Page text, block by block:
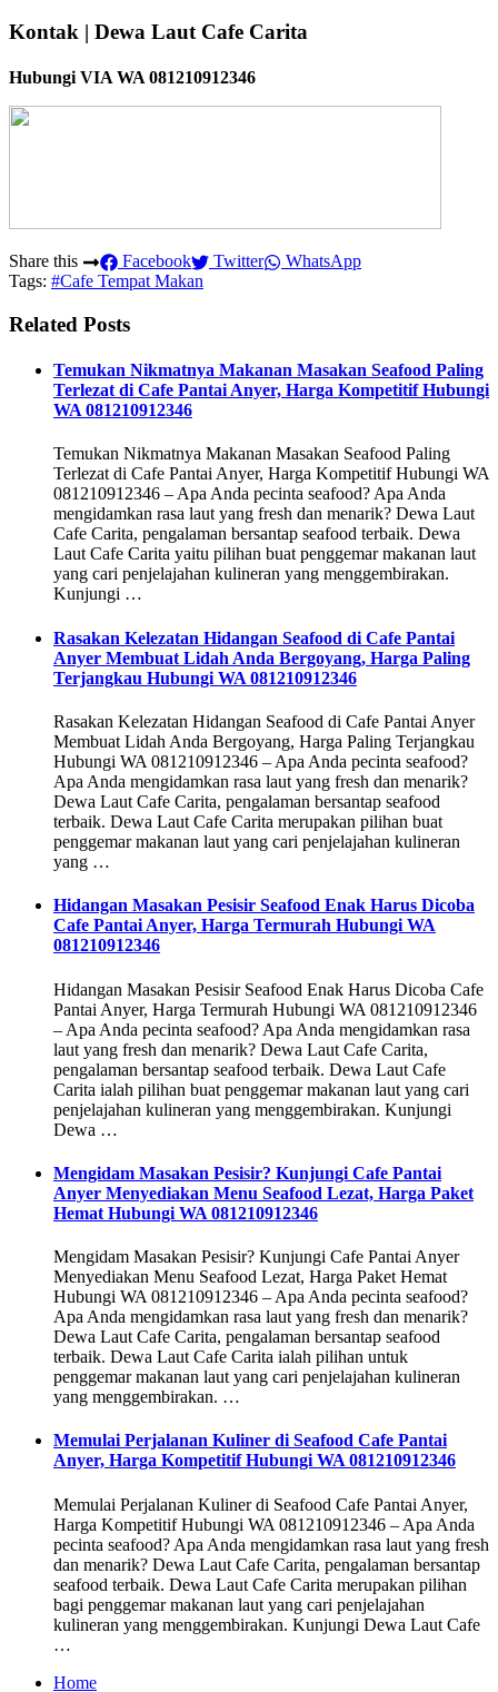
Kontak | Dewa Laut Cafe Carita
Hubungi VIA WA 081210912346
Share this Facebook Twitter
WhatsApp
Tags: #Cafe Tempat Makan
Related Posts
Temukan Nikmatnya Makanan Masakan Seafood Paling
Terlezat di Cafe Pantai Anyer, Harga Kompetitif Hubungi
WA 081210912346
Temukan Nikmatnya Makanan Masakan Seafood Paling
Terlezat di Cafe Pantai Anyer, Harga Kompetitif Hubungi WA
081210912346 – Apa Anda pecinta seafood? Apa Anda
mengidamkan rasa laut yang fresh dan menarik? Dewa Laut
Cafe Carita, pengalaman bersantap seafood terbaik. Dewa
Laut Cafe Carita yaitu pilihan buat penggemar makanan laut
yang cari penjelajahan kulineran yang menggembirakan.
Kunjungi …
Rasakan Kelezatan Hidangan Seafood di Cafe Pantai
Anyer Membuat Lidah Anda Bergoyang, Harga Paling
Terjangkau Hubungi WA 081210912346
Rasakan Kelezatan Hidangan Seafood di Cafe Pantai Anyer
Membuat Lidah Anda Bergoyang, Harga Paling Terjangkau
Hubungi WA 081210912346 – Apa Anda pecinta seafood?
Apa Anda mengidamkan rasa laut yang fresh dan menarik?
Dewa Laut Cafe Carita, pengalaman bersantap seafood
terbaik. Dewa Laut Cafe Carita merupakan pilihan buat
penggemar makanan laut yang cari penjelajahan kulineran
yang …
Hidangan Masakan Pesisir Seafood Enak Harus Dicoba
Cafe Pantai Anyer, Harga Termurah Hubungi WA
081210912346
Hidangan Masakan Pesisir Seafood Enak Harus Dicoba Cafe
Pantai Anyer, Harga Termurah Hubungi WA 081210912346
– Apa Anda pecinta seafood? Apa Anda mengidamkan rasa
laut yang fresh dan menarik? Dewa Laut Cafe Carita,
pengalaman bersantap seafood terbaik. Dewa Laut Cafe
Carita ialah pilihan buat penggemar makanan laut yang cari
penjelajahan kulineran yang menggembirakan. Kunjungi
Dewa …
Mengidam Masakan Pesisir? Kunjungi Cafe Pantai
Anyer Menyediakan Menu Seafood Lezat, Harga Paket
Hemat Hubungi WA 081210912346
Mengidam Masakan Pesisir? Kunjungi Cafe Pantai Anyer
Menyediakan Menu Seafood Lezat, Harga Paket Hemat
Hubungi WA 081210912346 – Apa Anda pecinta seafood?
Apa Anda mengidamkan rasa laut yang fresh dan menarik?
Dewa Laut Cafe Carita, pengalaman bersantap seafood
terbaik. Dewa Laut Cafe Carita ialah pilihan untuk
penggemar makanan laut yang cari penjelajahan kulineran
yang menggembirakan. …
Memulai Perjalanan Kuliner di Seafood Cafe Pantai
Anyer, Harga Kompetitif Hubungi WA 081210912346
Memulai Perjalanan Kuliner di Seafood Cafe Pantai Anyer,
Harga Kompetitif Hubungi WA 081210912346 – Apa Anda
pecinta seafood? Apa Anda mengidamkan rasa laut yang fresh
dan menarik? Dewa Laut Cafe Carita, pengalaman bersantap
seafood terbaik. Dewa Laut Cafe Carita merupakan pilihan
bagi penggemar makanan laut yang cari penjelajahan
kulineran yang menggembirakan. Kunjungi Dewa Laut Cafe
…
Home